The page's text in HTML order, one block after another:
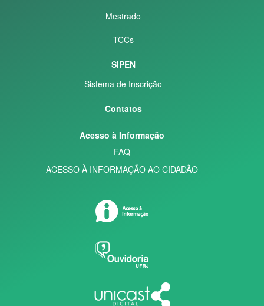
Mestrado
TCCs
SIPEN
Sistema de Inscrição
Contatos
Acesso à Informação
FAQ
ACESSO À INFORMAÇÃO AO CIDADÃO